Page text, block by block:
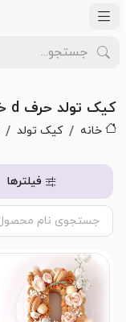
کیک تولد حرف d خاص، شیک و سفارشی
خانه کیک تولد
فیلترها